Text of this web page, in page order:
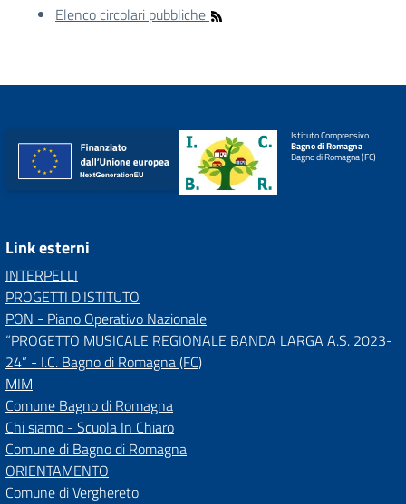
Elenco circolari pubbliche
Istituto Comprensivo
Bagno di Romagna
Bagno di Romagna (FC)
Link esterni
INTERPELLI
PROGETTI D'ISTITUTO
PON - Piano Operativo Nazionale
“PROGETTO MUSICALE REGIONALE BANDA LARGA A.S. 2023-
24” - I.C. Bagno di Romagna (FC)
MIM
Comune Bagno di Romagna
Chi siamo - Scuola In Chiaro
Comune di Bagno di Romagna
ORIENTAMENTO
Comune di Verghereto